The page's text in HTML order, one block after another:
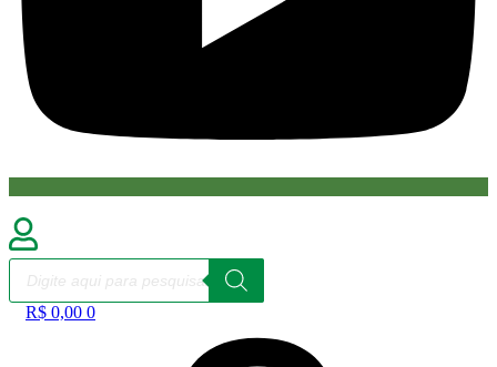
Pesquisar
produtos
R$ 0,00 0